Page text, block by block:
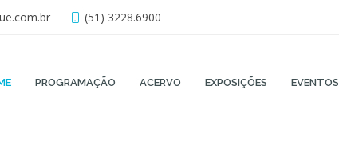
(51) 3228.6900
PROGRAMAÇÃO ACERVO EXPOSIÇÕES EVENTOS